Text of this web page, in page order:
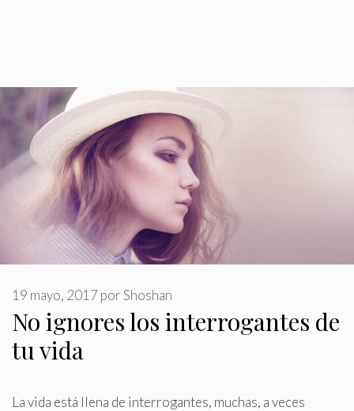
No ignores los interrogantes de
tu vida
19 mayo, 2017 porShoshan
La vida está llena de interrogantes, muchas, a veces